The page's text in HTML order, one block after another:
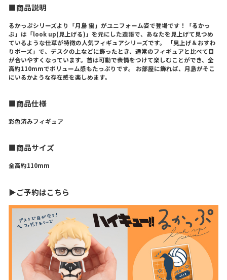
■商品説明
るかっぷシリーズより「月島 蛍」がユニフォーム姿で登場です！「るかっ
ぷ」は「look up(見上げる)」を元にした造語で、あなたを見上げて見つめ
ているような仕草が特徴の人気フィギュアシリーズです。 「見上げ＆おすわ
りポーズ」で、デスクの上などに飾ったとき、通常のフィギュアと比べて目
が合いやすくなっています。首は可動で表情をつけて楽しむことができ、全
高約110mmでボリューム感もたっぷりです。 お部屋に飾れば、月島がそこ
にいるかような存在感を楽しめます。
■商品仕様
彩色済みフィギュア
■商品サイズ
全高約110mm
▶ご予約はこちら